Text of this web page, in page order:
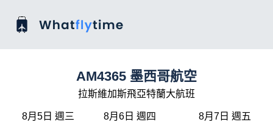
AM4365 墨西哥航空
拉斯維加斯飛亞特蘭大航班
8月5日 週三 8月6日 週四 8月7日 週五